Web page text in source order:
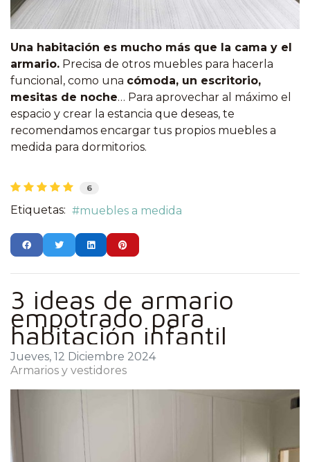
Una habitación es mucho más que la cama y el
armario. Precisa de otros muebles para hacerla
funcional, como una cómoda, un escritorio,
mesitas de noche… Para aprovechar al máximo el
espacio y crear la estancia que deseas, te
recomendamos encargar tus propios muebles a
medida para dormitorios.
6
Etiquetas: muebles a medida
3 ideas de armario
empotrado para
habitación infantil
Jueves, 12 Diciembre 2024
Armarios y vestidores